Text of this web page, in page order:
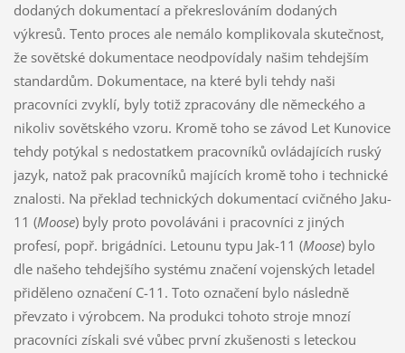
dodaných dokumentací a překreslováním dodaných
výkresů. Tento proces ale nemálo komplikovala skutečnost,
že sovětské dokumentace neodpovídaly našim tehdejším
standardům. Dokumentace, na které byli tehdy naši
pracovníci zvyklí, byly totiž zpracovány dle německého a
nikoliv sovětského vzoru. Kromě toho se závod Let Kunovice
tehdy potýkal s nedostatkem pracovníků ovládajících ruský
jazyk, natož pak pracovníků majících kromě toho i technické
znalosti. Na překlad technických dokumentací cvičného Jaku-
11 (Moose) byly proto povoláváni i pracovníci z jiných
profesí, popř. brigádníci. Letounu typu Jak-11 (Moose) bylo
dle našeho tehdejšího systému značení vojenských letadel
přiděleno označení C-11. Toto označení bylo následně
převzato i výrobcem. Na produkci tohoto stroje mnozí
pracovníci získali své vůbec první zkušenosti s leteckou